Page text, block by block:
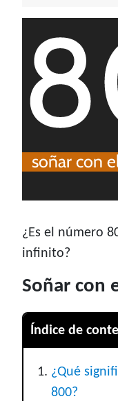
¿Es el número
infinito?
Soñar con
Índice de
¿Qué
800?